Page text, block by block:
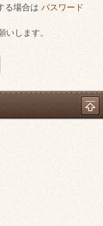
る場合は パスワード
いします。